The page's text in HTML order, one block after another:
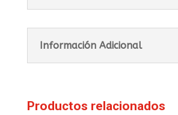
Información Adicional
Productos relacionados